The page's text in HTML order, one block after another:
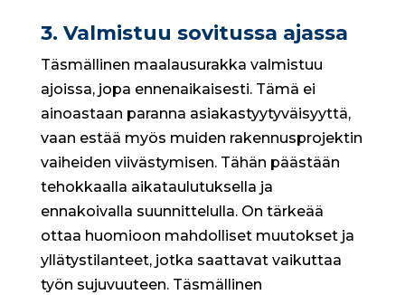
3. Valmistuu sovitussa ajassa
Täsmällinen maalausurakka valmistuu
ajoissa, jopa ennenaikaisesti. Tämä ei
ainoastaan paranna asiakastyytyväisyyttä,
vaan estää myös muiden rakennusprojektin
vaiheiden viivästymisen. Tähän päästään
tehokkaalla aikataulutuksella ja
ennakoivalla suunnittelulla. On tärkeää
ottaa huomioon mahdolliset muutokset ja
yllätystilanteet, jotka saattavat vaikuttaa
työn sujuvuuteen. Täsmällinen